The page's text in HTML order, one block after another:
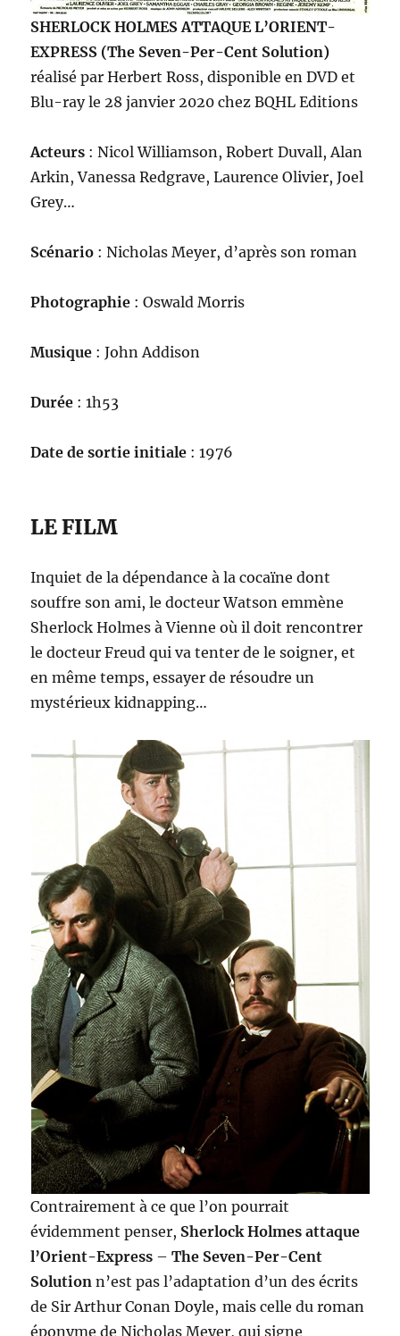
SHERLOCK HOLMES ATTAQUE L’ORIENT-
EXPRESS (The Seven-Per-Cent Solution)
réalisé par Herbert Ross, disponible en DVD et
Blu-ray le 28 janvier 2020 chez BQHL Editions
Acteurs : Nicol Williamson, Robert Duvall, Alan
Arkin, Vanessa Redgrave, Laurence Olivier, Joel
Grey…
Scénario : Nicholas Meyer, d’après son roman
Photographie : Oswald Morris
Musique : John Addison
Durée : 1h53
Date de sortie initiale : 1976
LE FILM
Inquiet de la dépendance à la cocaïne dont
souffre son ami, le docteur Watson emmène
Sherlock Holmes à Vienne où il doit rencontrer
le docteur Freud qui va tenter de le soigner, et
en même temps, essayer de résoudre un
mystérieux kidnapping…
Contrairement à ce que l’on pourrait
évidemment penser, Sherlock Holmes attaque
l’Orient-Express –The Seven-Per-Cent
Solution n’est pas l’adaptation d’un des écrits
de Sir Arthur Conan Doyle, mais celle du roman
éponyme de Nicholas Meyer, qui signe